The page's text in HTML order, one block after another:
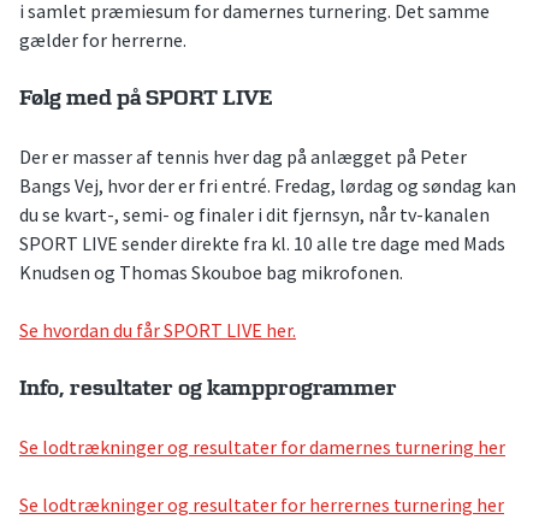
i samlet præmiesum for damernes turnering. Det samme
gælder for herrerne.
Følg med på SPORT LIVE
Der er masser af tennis hver dag på anlægget på Peter
Bangs Vej, hvor der er fri entré. Fredag, lørdag og søndag kan
du se kvart-, semi- og finaler i dit fjernsyn, når tv-kanalen
SPORT LIVE sender direkte fra kl. 10 alle tre dage med Mads
Knudsen og Thomas Skouboe bag mikrofonen.
Se hvordan du får SPORT LIVE her.
Info, resultater og kampprogrammer
Se lodtrækninger og resultater for damernes turnering her
Se lodtrækninger og resultater for herrernes turnering her